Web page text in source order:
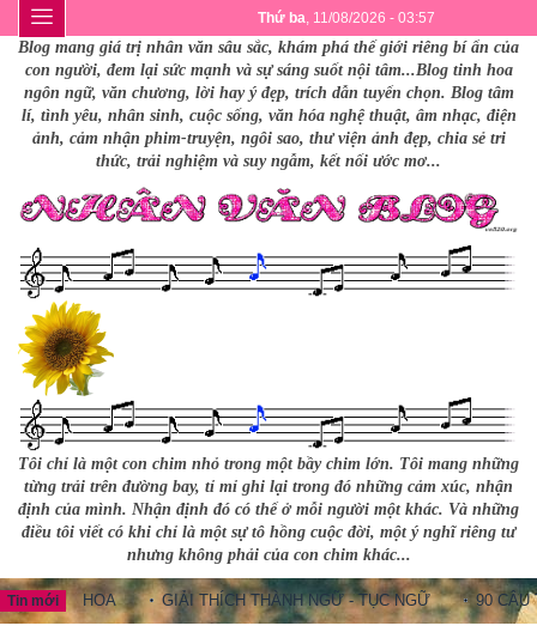
Thứ ba, 11/08/2026 - 03:57
Blog mang giá trị nhân văn sâu sắc, khám phá thế giới riêng bí ẩn của
con người, đem lại sức mạnh và sự sáng suốt nội tâm...Blog tinh hoa
ngôn ngữ, văn chương, lời hay ý đẹp, trích dẫn tuyển chọn. Blog tâm
lí, tình yêu, nhân sinh, cuộc sống, văn hóa nghệ thuật, âm nhạc, điện
ảnh, cảm nhận phim-truyện, ngôi sao, thư viện ảnh đẹp, chia sẻ tri
thức, trải nghiệm và suy ngẫm, kết nối ước mơ...
Tôi chỉ là một con chim nhỏ trong một bầy chim lớn. Tôi mang những
từng trải trên đường bay, tỉ mỉ ghi lại trong đó những cảm xúc, nhận
định của mình. Nhận định đó có thể ở mỗi người một khác. Và những
điều tôi viết có khi chỉ là một sự tô hồng cuộc đời, một ý nghĩ riêng tư
nhưng không phải của con chim khác...
Tin mới
HOA GIẢI THÍCH THÀNH NGỮ - TỤC NGỮ 90 CÂU